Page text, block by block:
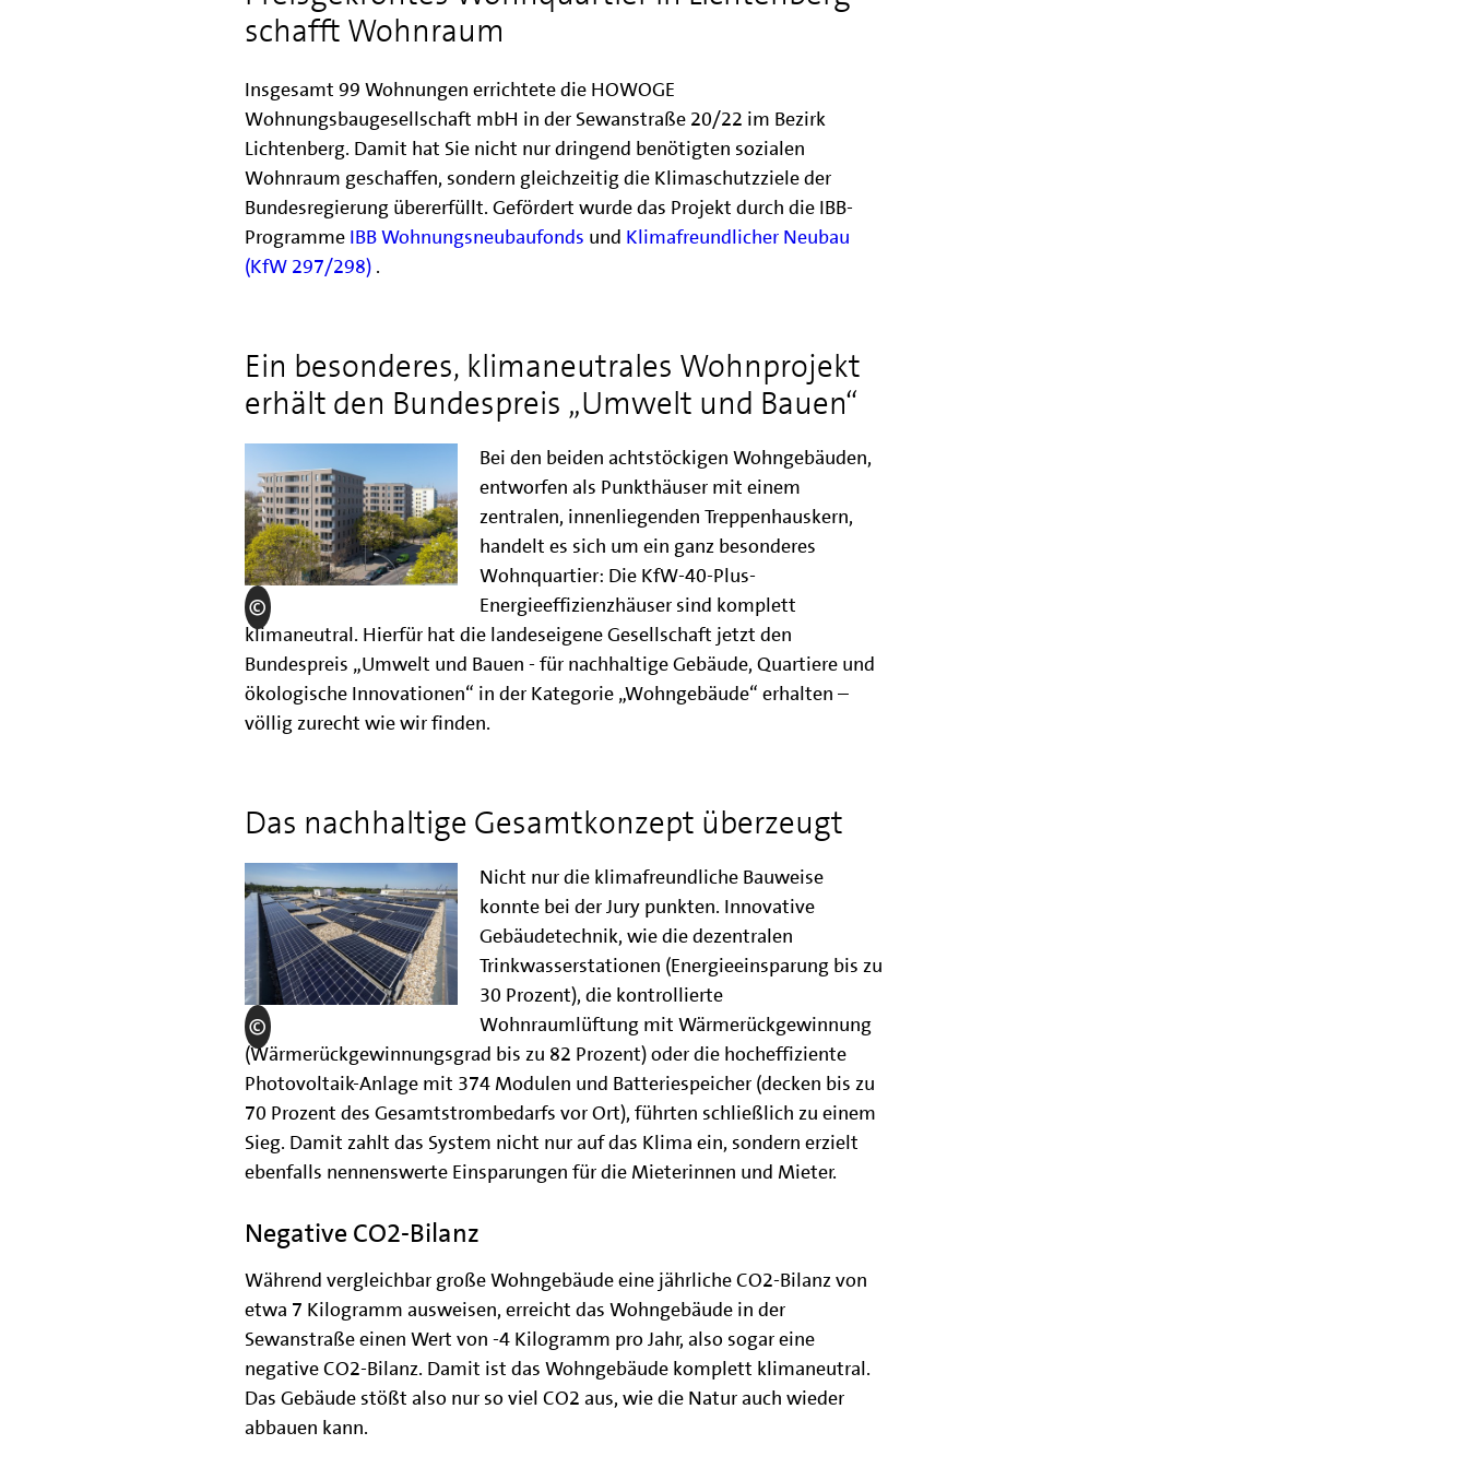
schafft Wohnraum
Insgesamt 99 Wohnungen errichtete die HOWOGE
Wohnungsbaugesellschaft mbH in der Sewanstraße 20/22 im Bezirk
Lichtenberg. Damit hat Sie nicht nur dringend benötigten sozialen
Wohnraum geschaffen, sondern gleichzeitig die Klimaschutzziele der
Bundesregierung übererfüllt. Gefördert wurde das Projekt durch die IBB-
Programme IBB Wohnungsneubaufonds und Klimafreundlicher Neubau
(KfW 297/298) .
Ein besonderes, klimaneutrales Wohnprojekt
erhält den Bundespreis „Umwelt und Bauen“
Bei den beiden achtstöckigen Wohngebäuden,
entworfen als Punkthäuser mit einem
zentralen, innenliegenden Treppenhauskern,
handelt es sich um ein ganz besonderes
Wohnquartier: Die KfW-40-Plus-
Energieeffizienzhäuser sind komplett
klimaneutral. Hierfür hat die landeseigene Gesellschaft jetzt den
Bundespreis „Umwelt und Bauen - für nachhaltige Gebäude, Quartiere und
ökologische Innovationen“ in der Kategorie „Wohngebäude“ erhalten –
völlig zurecht wie wir finden.
Das nachhaltige Gesamtkonzept überzeugt
Nicht nur die klimafreundliche Bauweise
konnte bei der Jury punkten. Innovative
Gebäudetechnik, wie die dezentralen
Trinkwasserstationen (Energieeinsparung bis zu
30 Prozent), die kontrollierte
Wohnraumlüftung mit Wärmerückgewinnung
(Wärmerückgewinnungsgrad bis zu 82 Prozent) oder die hocheffiziente
Photovoltaik-Anlage mit 374 Modulen und Batteriespeicher (decken bis zu
70 Prozent des Gesamtstrombedarfs vor Ort), führten schließlich zu einem
Sieg. Damit zahlt das System nicht nur auf das Klima ein, sondern erzielt
ebenfalls nennenswerte Einsparungen für die Mieterinnen und Mieter.
Negative CO2-Bilanz
Während vergleichbar große Wohngebäude eine jährliche CO2-Bilanz von
etwa 7 Kilogramm ausweisen, erreicht das Wohngebäude in der
Sewanstraße einen Wert von -4 Kilogramm pro Jahr, also sogar eine
negative CO2-Bilanz. Damit ist das Wohngebäude komplett klimaneutral.
Das Gebäude stößt also nur so viel CO2 aus, wie die Natur auch wieder
abbauen kann.